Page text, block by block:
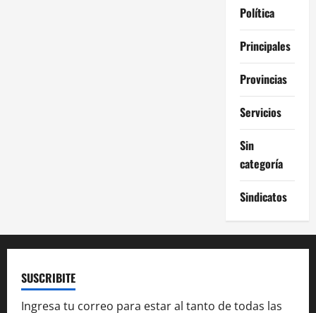
Política
Principales
Provincias
Servicios
Sin
categoría
Sindicatos
SUSCRIBITE
Ingresa tu correo para estar al tanto de todas las